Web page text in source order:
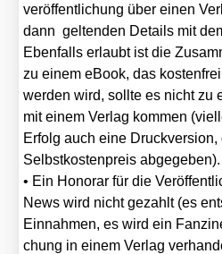
ver­öf­fent­li­chung über einen
dann gel­ten­den Details mit
Eben­falls erlaubt ist die
zu einem eBook, das
wer­den wird, soll­te es nicht zu
mit einem Ver­lag kom­men
Erfolg auch eine
Selbst­kos­ten­preis abge­ge­ben).
• Ein Hono­rar für die
News wird nicht gezahlt (es
Ein­nah­men, es wird ein
chung in einem Ver­lag